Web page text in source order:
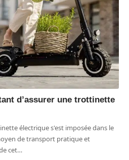
d’assurer une trottinette
électrique s'est imposée dans le
de transport pratique et
cet…